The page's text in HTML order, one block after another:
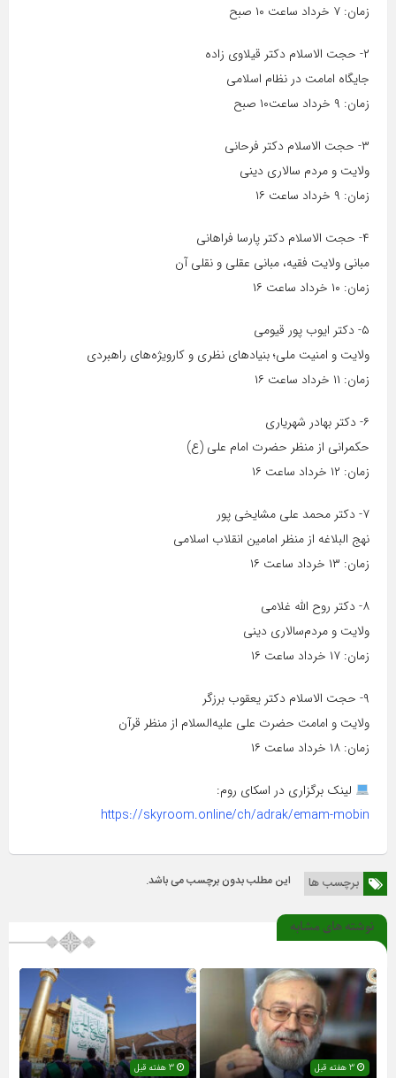
زمان: ۷ خرداد ساعت ۱۰ صبح
۲- حجت الاسلام دکتر قیلاوی زاده
جایگاه امامت در نظام اسلامی
زمان: ۹ خرداد ساعت۱۰ صبح
۳- حجت الاسلام دکتر فرحانی
ولایت و مردم سالاری دینی
زمان: ۹ خرداد ساعت ۱۶
۴- حجت الاسلام دکتر پارسا فراهانی
مبانی ولایت فقیه، مبانی عقلی و نقلی آن
زمان: ۱۰ خرداد ساعت ۱۶
۵- دکتر ایوب پور قیومی
ولایت و امنیت ملی؛ بنیادهای نظری و کارویژه‌های راهبردی
زمان: ۱۱ خرداد ساعت ۱۶
۶- دکتر بهادر شهریاری
حکمرانی از منظر حضرت امام علی (ع)
زمان: ۱۲ خرداد ساعت ۱۶
۷- دکتر محمد علی مشایخی پور
نهج البلاغه از منظر امامین انقلاب اسلامی
زمان: ۱۳ خرداد ساعت ۱۶
۸- دکتر روح الله غلامی
ولایت و مردم‌سالاری دینی
زمان: ۱۷ خرداد ساعت ۱۶
۹- حجت الاسلام دکتر یعقوب برزگر
ولایت و امامت حضرت علی علیه‌السلام از منظر قرآن
زمان: ۱۸ خرداد ساعت ۱۶
لینک برگزاری در اسکای روم:
https://skyroom.online/ch/adrak/emam-mobin
برچسب ها این مطلب بدون برچسب می باشد.
نوشته های مشابه
3 هفته قبل